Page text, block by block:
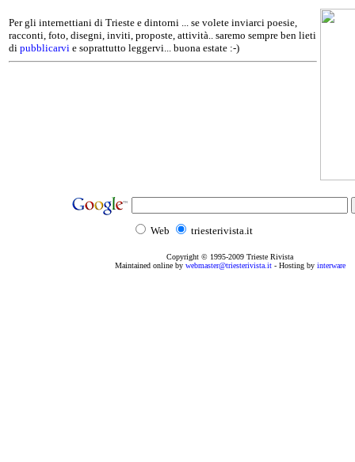
Per gli internettiani di Trieste e dintorni ... se volete inviarci poesie,
racconti, foto, disegni, inviti, proposte, attività.. saremo sempre ben lieti
di pubblicarvi e soprattutto leggervi... buona estate :-)
Web triesterivista.it
Copyright © 1995-2009 Trieste Rivista
Maintained online by webmaster@triesterivista.it- Hosting by interware